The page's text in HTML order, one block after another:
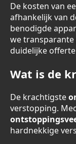
De kosten van
afhankelijk van
benodigde
we transparante
duidelijke
Wat is de
De krachtigste
verstopping.
hardnekkige